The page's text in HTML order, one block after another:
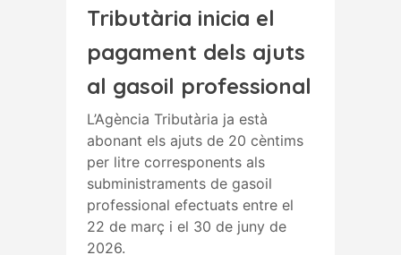
Tributària inicia el
pagament dels ajuts
al gasoil professional
L’Agència Tributària ja està
abonant els ajuts de 20 cèntims
per litre corresponents als
subministraments de gasoil
professional efectuats entre el
22 de març i el 30 de juny de
2026.